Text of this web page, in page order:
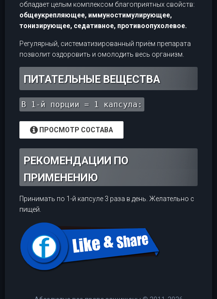
обладает целым комплексом благоприятных свойств:
общеукрепляющее, иммуностимулирующее,
тонизирующее, седативное, противоопухолевое.
Регулярный, систематизированный приём препарата
позволит оздоровить и омолодить весь организм.
ПИТАТЕЛЬНЫЕ ВЕЩЕСТВА
В 1-й порции = 1 капсула:
ПРОСМОТР СОСТАВА
РЕКОМЕНДАЦИИ ПО
ПРИМЕНЕНИЮ
Принимать по 1-й капсуле 3 раза в день. Желательно с
пищей.